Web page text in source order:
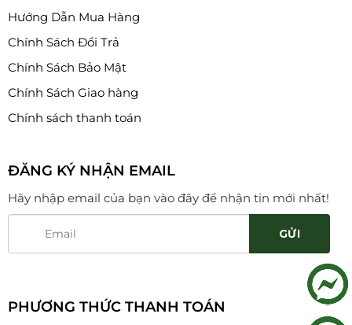
Hướng Dẫn Mua Hàng
Chính Sách Đổi Trả
Chính Sách Bảo Mật
Chính Sách Giao hàng
Chính sách thanh toán
ĐĂNG KÝ NHẬN EMAIL
Hãy nhập email của bạn vào đây để nhận tin mới nhất!
PHƯƠNG THỨC THANH TOÁN